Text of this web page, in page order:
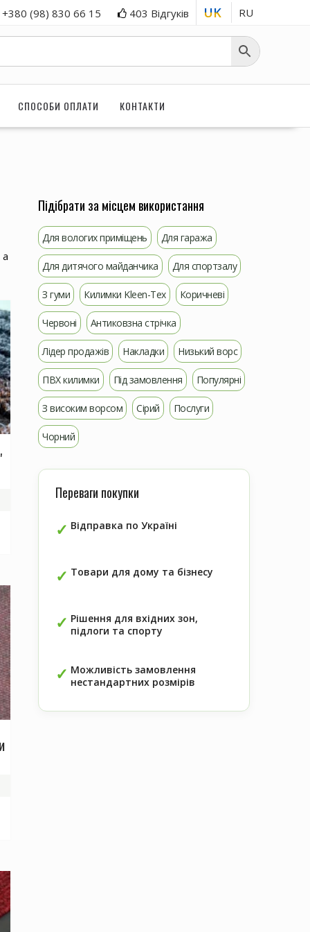
+380 (98) 830 66 15 403 Відгуків UK RU
СПОСОБИ ОПЛАТИ КОНТАКТИ
а
Підібрати за місцем використання
Для вологих приміщень Для гаража
Для дитячого майданчика Для спортзалу
З гуми Килимки Kleen-Tex Коричневі
Червоні Антиковзна стрічка
Лідер продажів Накладки Низький ворс
ПВХ килимки Під замовлення Популярні
З високим ворсом Сірий Послуги
Чорний
Переваги покупки
Відправка по Україні
Товари для дому та бізнесу
Рішення для вхідних зон,
підлоги та спорту
Можливість замовлення
нестандартних розмірів